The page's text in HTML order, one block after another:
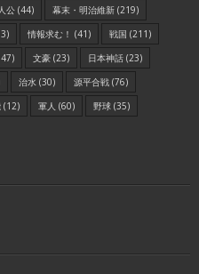
公 (44) 幕末・明治維新 (219)
情報求む！ (41) 戦国 (211)
文豪 (23) 日本神話 (23)
治水 (30) 源平合戦 (76)
(12) 軍人 (60) 野球 (35)